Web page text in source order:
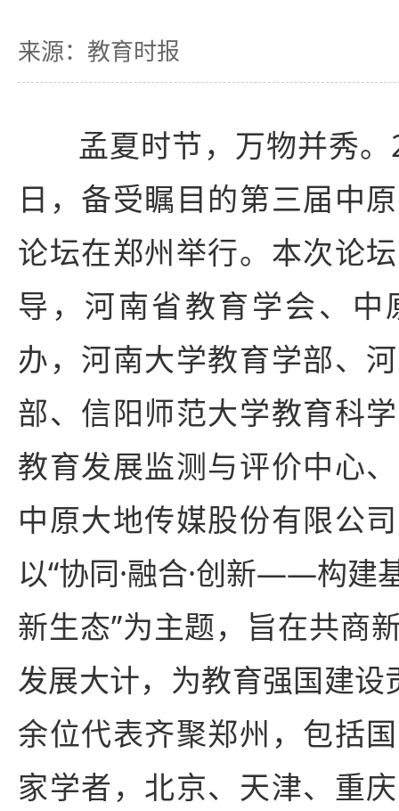
来源：教育时报
孟夏时节，万物并秀
日，备受瞩目的第三届中
论坛在郑州举行。本次论
导，河南省教育学会、中
办，河南大学教育学部、
部、信阳师范大学教育科
教育发展监测与评价中心
中原大地传媒股份有限公
以“协同·融合·创新——构建
新生态”为主题，旨在共商
发展大计，为教育强国建
余位代表齐聚郑州，包括
家学者，北京、天津、重